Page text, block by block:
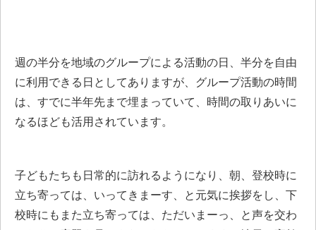
週の半分を地域のグループによる活動の日、半分を自由
に利用できる日としてありますが、グループ活動の時間
は、すでに半年先まで埋まっていて、時間の取りあいに
なるほども活用されています。
子どもたちも日常的に訪れるようになり、朝、登校時に
立ち寄っては、いってきまーす、と元気に挨拶をし、下
校時にもまた立ち寄っては、ただいまーっ、と声を交わ